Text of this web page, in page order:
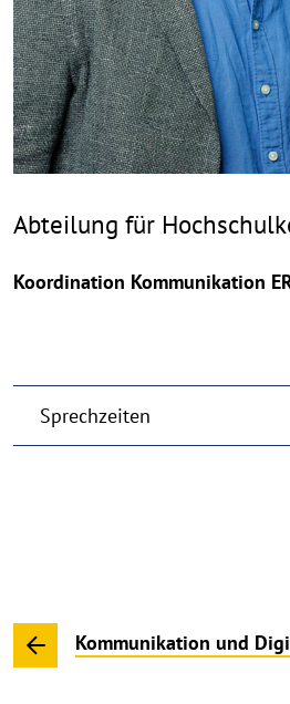
Abteilung für
Koordination Kommunikation
Sprechzeiten
Kommunikation und